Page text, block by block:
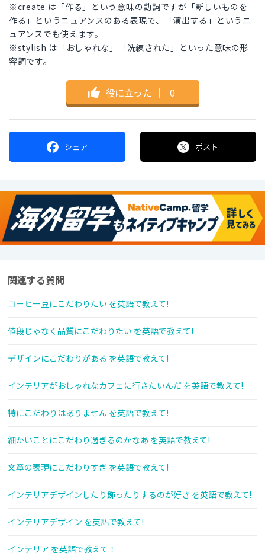
※create は「作る」という意味の動詞ですが「新しいものを
作る」というニュアンスのある表現で、「演出する」というニ
ュアンスでも使えます。
※stylish は「おしゃれな」「洗練された」といった意味の形
容詞です。
役に立った ｜ 0
シェア ポスト
関連する質問
コーヒー豆にこだわりたい を英語で教えて!
値段じゃなく品質にこだわりたい を英語で教えて!
デザインにこだわりがある を英語で教えて!
インテリアがおしゃれなカフェに行きたいんだ を英語で教えて!
特にこだわりはありません を英語で教えて!
細かいことにこだわり過ぎるのかなあ を英語で教えて!
文章の表現にこだわりすぎ を英語で教えて!
インテリアデザインしたり飾ったりするのが好き を英語で教えて!
インテリアデザイン を英語で教えて!
インテリア を英語で教えて！